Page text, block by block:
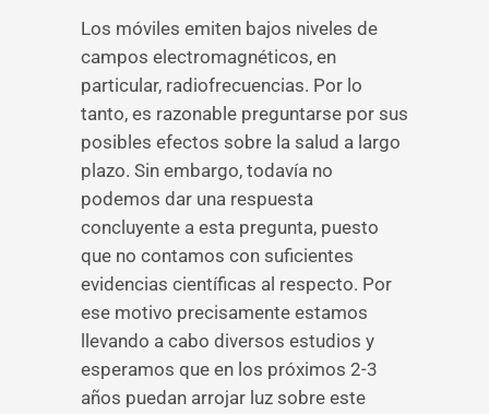
Los móviles emiten bajos niveles de
campos electromagnéticos, en
particular, radiofrecuencias. Por lo
tanto, es razonable preguntarse por sus
posibles efectos sobre la salud a largo
plazo. Sin embargo, todavía no
podemos dar una respuesta
concluyente a esta pregunta, puesto
que no contamos con suficientes
evidencias científicas al respecto. Por
ese motivo precisamente estamos
llevando a cabo diversos estudios y
esperamos que en los próximos 2-3
años puedan arrojar luz sobre este